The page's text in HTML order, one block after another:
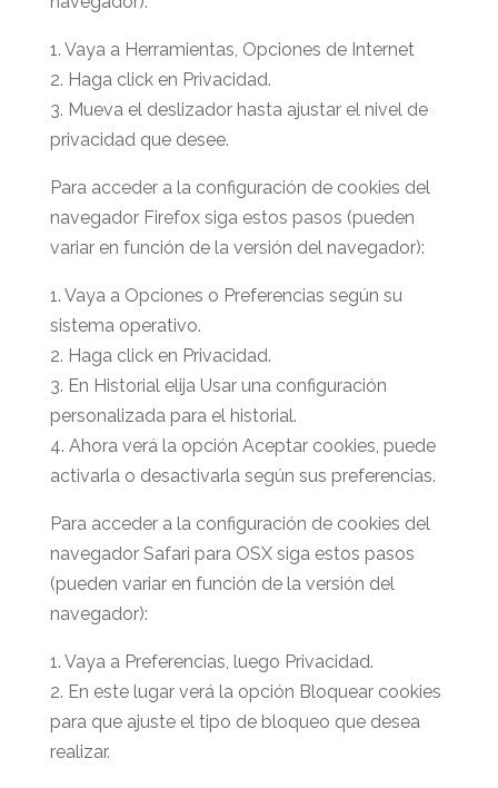
1. Vaya a Herramientas, Opciones de Internet
2. Haga click en Privacidad.
3. Mueva el deslizador hasta ajustar el nivel de
privacidad que desee.
Para acceder a la configuración de cookies del
navegador Firefox siga estos pasos (pueden
variar en función de la versión del navegador):
1. Vaya a Opciones o Preferencias según su
sistema operativo.
2. Haga click en Privacidad.
3. En Historial elija Usar una configuración
personalizada para el historial.
4. Ahora verá la opción Aceptar cookies, puede
activarla o desactivarla según sus preferencias.
Para acceder a la configuración de cookies del
navegador Safari para OSX siga estos pasos
(pueden variar en función de la versión del
navegador):
1. Vaya a Preferencias, luego Privacidad.
2. En este lugar verá la opción Bloquear cookies
para que ajuste el tipo de bloqueo que desea
realizar.